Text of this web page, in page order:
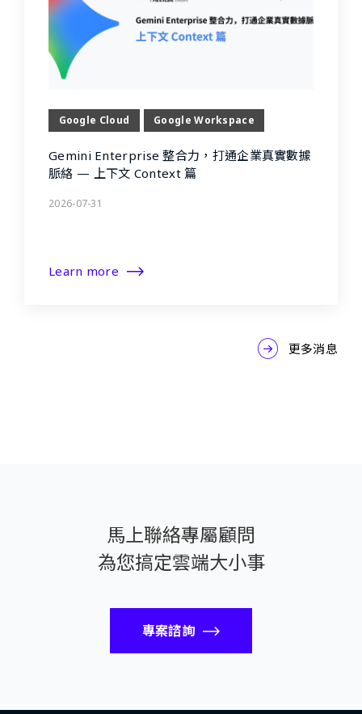
Google Cloud Google Workspace
Gemini Enterprise 整合力，打通企業真實數據
脈絡 — 上下文 Context 篇
2026-07-31
Learn more
更多消息
馬上聯絡專屬顧問
為您搞定雲端大小事
專案諮詢